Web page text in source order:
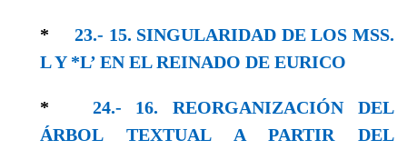
* 23.- 15. SINGULARIDAD DE LOS MSS.
L Y *L’ EN EL REINADO DE EURICO
* 24.- 16. REORGANIZACIÓN DEL
ÁRBOL TEXTUAL A PARTIR DEL